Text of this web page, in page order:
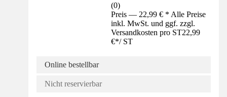
(0)
Preis — 22,99 € * Alle Preise
inkl. MwSt. und ggf. zzgl.
Versandkosten pro ST22,99
€*/ ST
Online bestellbar
Nicht reservierbar